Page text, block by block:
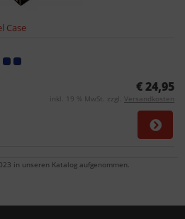
Case
€ 24,95
inkl. 19 % MwSt. zzgl. Versandkosten
in unseren Katalog aufgenommen.